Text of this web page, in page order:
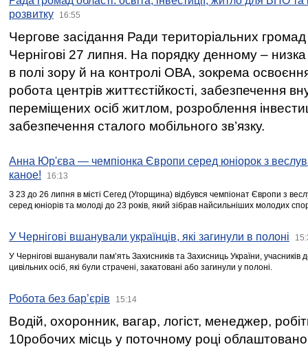
розвитку
16:55
Чергове засідання Ради територіальних громад
Чернігові 27 липня. На порядку денному –
в полі зору й на контролі ОВА, зокрема освоєння
робота центрів життєстійкості, забезпечення
переміщених осіб житлом, розроблення
забезпечення сталого мобільного зв’язку.
Анна Юр'єва — чемпіонка Європи серед юніорок з
каное!
16:13
З 23 до 26 липня в місті Сегед (Угорщина) відбувся чемпіонат Європи з
серед юніорів та молоді до 23 років, який зібрав найсильніших молодих
У Чернігові вшанували українців, які загинули в полоні
У Чернігові вшанували пам’ять Захисників та Захисниць України,
цивільних осіб, які були страчені, закатовані або загинули у полоні.
Робота без бар’єрів 15:14
Водій, охоронник, вагар, логіст, менеджер,
10робочих місць у поточному році